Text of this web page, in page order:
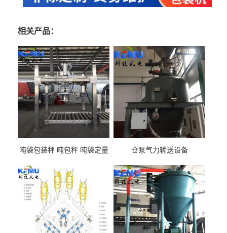
相关产品：
吨袋包装秤 吨包秤 吨袋定量
仓泵气力输送设备